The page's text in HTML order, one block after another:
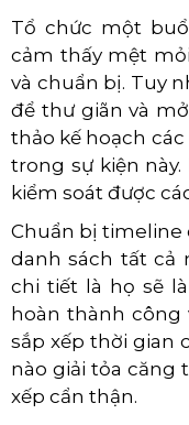
Tổ chức một
cảm thấy mệt
và chuẩn bị. Tuy
để thư giãn và
thảo kế hoạch
trong sự kiện
kiểm soát được
Chuẩn bị timeline
danh sách tất cả
chi tiết là họ sẽ
hoàn thành công
sắp xếp thời gian
nào giải tỏa căng
xếp cẩn thận.